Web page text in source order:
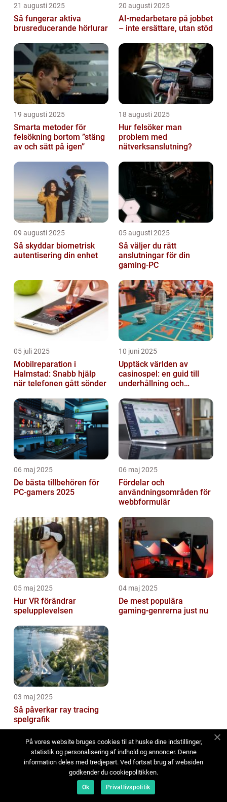
21 augusti 2025
Så fungerar aktiva
brusreducerande hörlurar
20 augusti 2025
AI‑medarbetare på jobbet
– inte ersättare, utan stöd
19 augusti 2025
Smarta metoder för
felsökning bortom ”stäng
av och sätt på igen”
18 augusti 2025
Hur felsöker man
problem med
nätverksanslutning?
09 augusti 2025
Så skyddar biometrisk
autentisering din enhet
05 augusti 2025
Så väljer du rätt
anslutningar för din
gaming-PC
05 juli 2025
Mobilreparation i
Halmstad: Snabb hjälp
när telefonen gått sönder
10 juni 2025
Upptäck världen av
casinospel: en guid till
underhållning och
06 maj 2025
De bästa tillbehören för
PC-gamers 2025
06 maj 2025
Fördelar och
användningsområden för
webbformulär
05 maj 2025
Hur VR förändrar
spelupplevelsen
04 maj 2025
De mest populära
gaming-genrerna just nu
03 maj 2025
Så påverkar ray tracing
spelgrafik
Adress
På vores website bruges cookies til at huske dine indstillinger,
statistik og personalisering af indhold og annoncer. Denne
information deles med tredjepart. Ved fortsat brug af websiden
godkender du cookiepolitikken.
Ok Privatlivspolitik